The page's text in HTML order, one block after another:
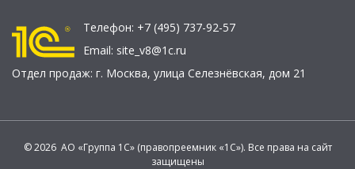
Телефон: +7 (495) 737-92-57
Email: site_v8@1c.ru
Отдел продаж: г. Москва, улица Селезнёвская, дом 21
© 2026 АО «Группа 1С» (правопреемник «1С»). Все права на сайт
защищены